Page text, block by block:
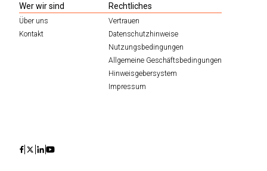
Wer wir sind
Über uns
Kontakt
Rechtliches
Vertrauen
Datenschutzhinweise
Nutzungsbedingungen
Allgemeine Geschäftsbedingungen
Hinweisgebersystem
Impressum
IconIconIconIcon